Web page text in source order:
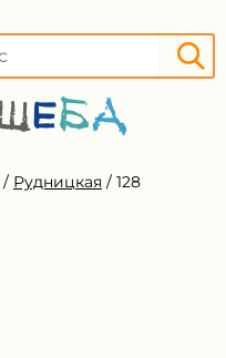
/ Рудницкая / 128